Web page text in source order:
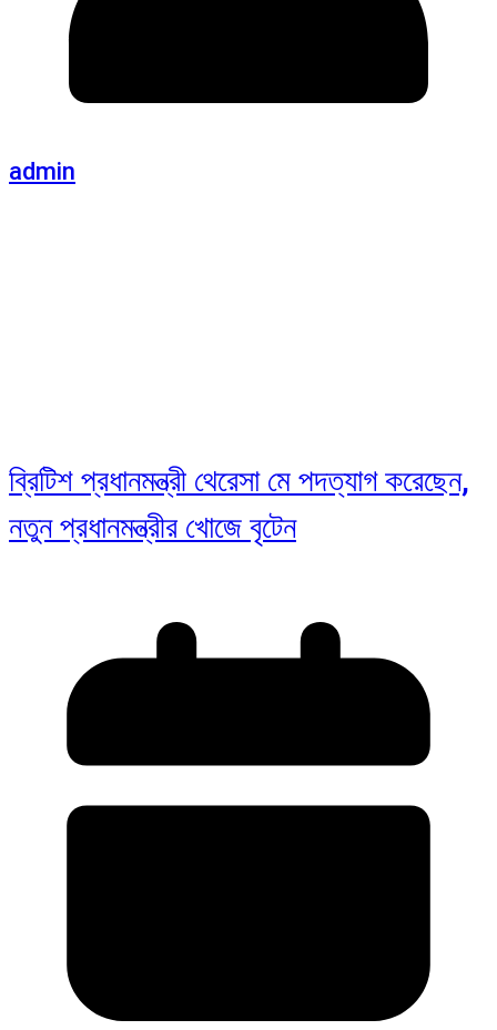
admin
ব্রিটিশ প্রধানমন্ত্রী থেরেসা মে পদত্যাগ করেছেন,
নতুন প্রধানমন্ত্রীর খোজে বৃটেন